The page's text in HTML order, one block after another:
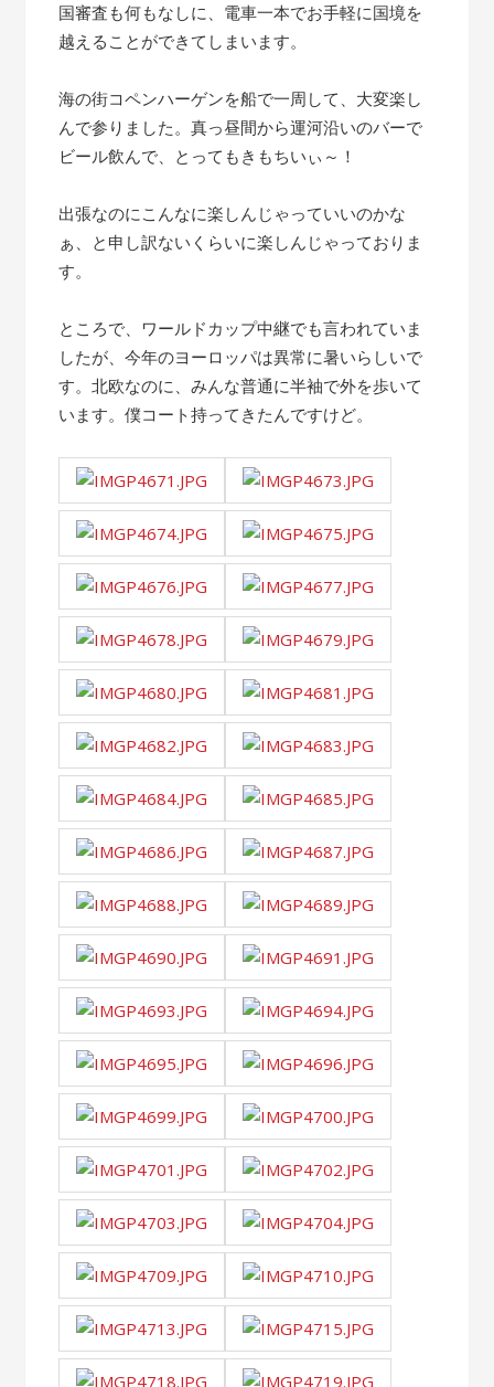
国審査も何もなしに、電車一本でお手軽に国境を
越えることができてしまいます。
海の街コペンハーゲンを船で一周して、大変楽し
んで参りました。真っ昼間から運河沿いのバーで
ビール飲んで、とってもきもちいぃ～！
出張なのにこんなに楽しんじゃっていいのかな
ぁ、と申し訳ないくらいに楽しんじゃっておりま
す。
ところで、ワールドカップ中継でも言われていま
したが、今年のヨーロッパは異常に暑いらしいで
す。北欧なのに、みんな普通に半袖で外を歩いて
います。僕コート持ってきたんですけど。